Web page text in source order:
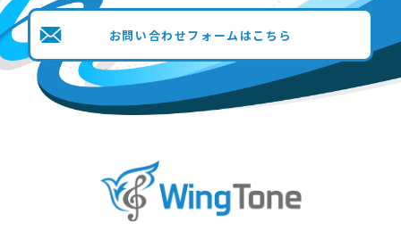
お問い合わせフォームはこちら